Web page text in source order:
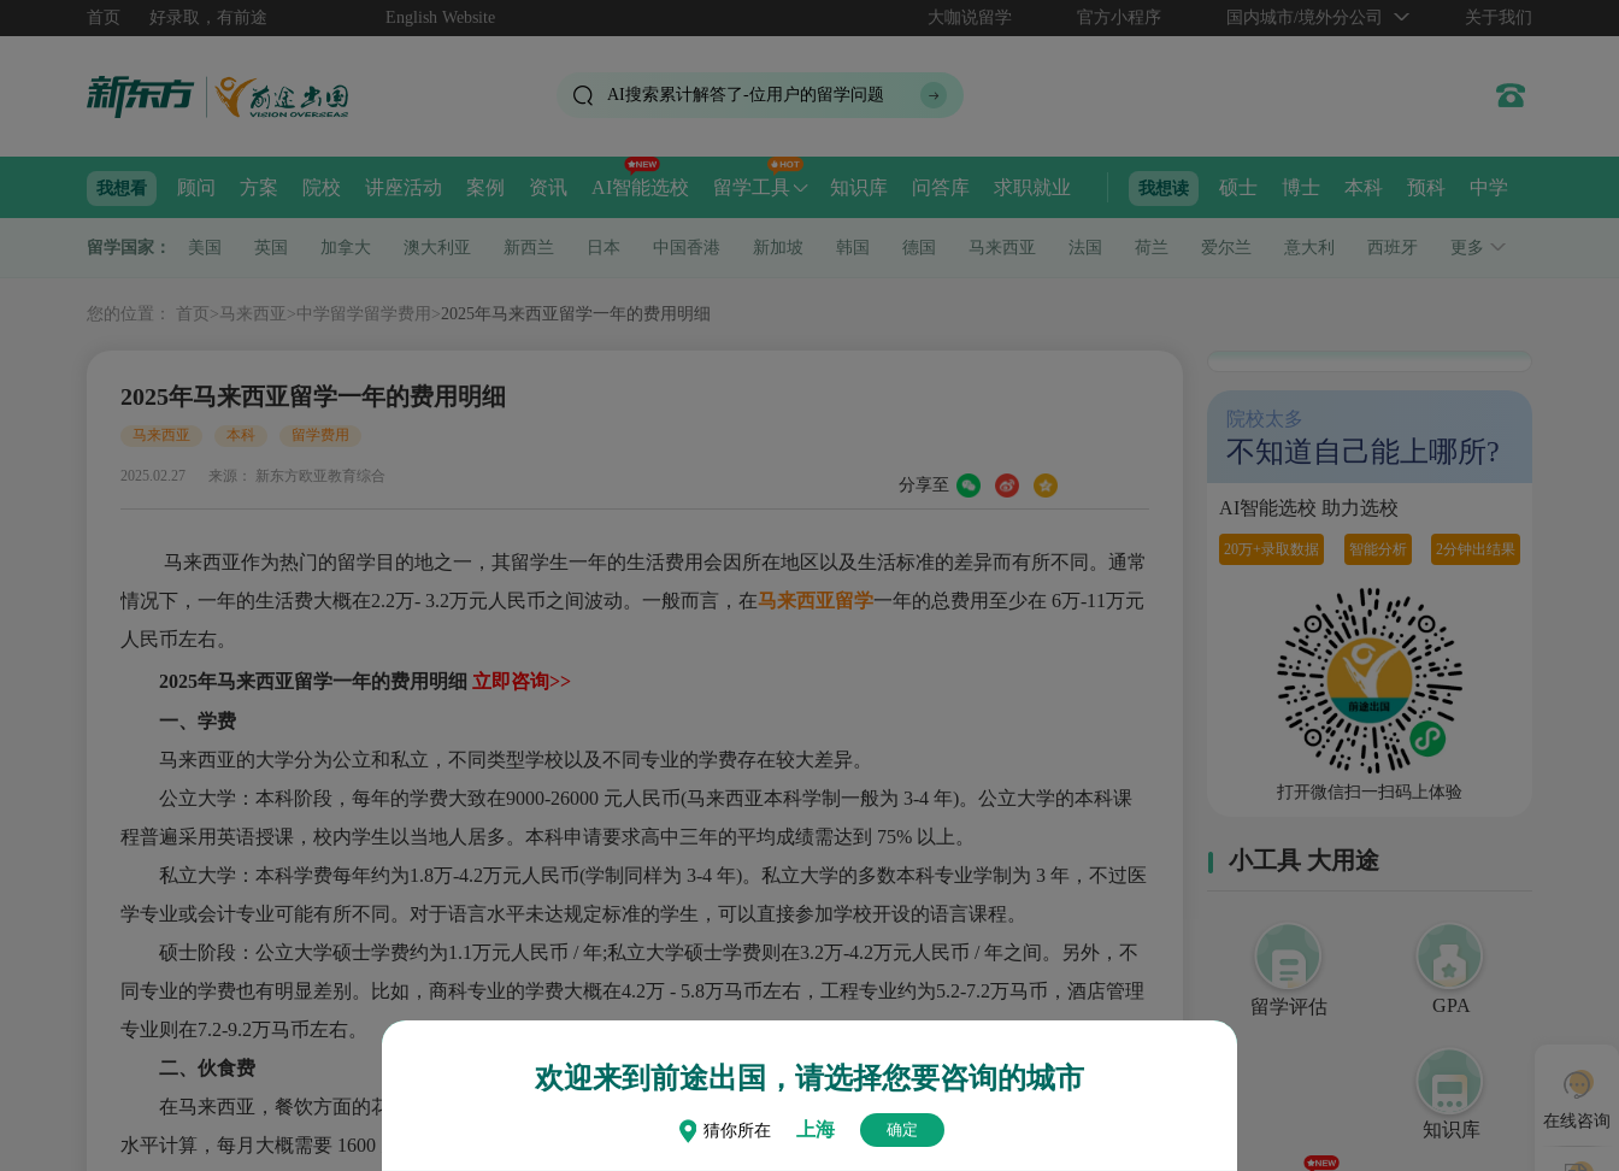
首页 好录取，有前途 English Website 大咖说留学 官方小程序 国内城市/境外分公司 关于我们
AI搜索累计解答了-位用户的留学问题
我想看 顾问 方案 院校 讲座活动 案例 资讯 AI智能选校 留学工具 知识库 问答库 求职就业 我想读 硕士 博士 本科 预科 中学
留学国家： 美国 英国 加拿大 澳大利亚 新西兰 日本 中国香港 新加坡 韩国 德国 马来西亚 法国 荷兰 爱尔兰 意大利 西班牙 更多
欢迎来到前途出国，请选择您要咨询的城市
猜你所在 上海 确定
您的位置： 首页 >马来西亚 >中学留学留学费用 >2025年马来西亚留学一年的费用明细
2025年马来西亚留学一年的费用明细
马来西亚 本科 留学费用
2025.02.27 来源： 新东方欧亚教育综合 分享至
马来西亚作为热门的留学目的地之一，其留学生一年的生活费用会因所在地区以及生活标准的差异而有所不同。通常
情况下，一年的生活费大概在2.2万- 3.2万元人民币之间波动。一般而言，在马来西亚留学一年的总费用至少在 6万-11万元
人民币左右。
2025年马来西亚留学一年的费用明细 立即咨询>>
一、学费
马来西亚的大学分为公立和私立，不同类型学校以及不同专业的学费存在较大差异。
公立大学：本科阶段，每年的学费大致在9000-26000 元人民币(马来西亚本科学制一般为 3-4 年)。公立大学的本科课
程普遍采用英语授课，校内学生以当地人居多。本科申请要求高中三年的平均成绩需达到 75% 以上。
私立大学：本科学费每年约为1.8万-4.2万元人民币(学制同样为 3-4 年)。私立大学的多数本科专业学制为 3 年，不过医
学专业或会计专业可能有所不同。对于语言水平未达规定标准的学生，可以直接参加学校开设的语言课程。
硕士阶段：公立大学硕士学费约为1.1万元人民币 / 年;私立大学硕士学费则在3.2万-4.2万元人民币 / 年之间。另外，不
同专业的学费也有明显差别。比如，商科专业的学费大概在4.2万 - 5.8万马币左右，工程专业约为5.2-7.2万马币，酒店管理
专业则在7.2-9.2万马币左右。
二、伙食费
在马来西亚，餐饮方面的花费因人而异。一般来说，每月吃饭的费用大概在 1000-3500元人民币左右，若按正常生活
水平计算，每月大概需要 1600 元人民币。
院校太多
不知道自己能上哪所?
AI智能选校 助力选校
20万+录取数据 智能分析 2分钟出结果
打开微信扫一扫码上体验
小工具 大用途
留学评估 GPA
知识库 在线咨询